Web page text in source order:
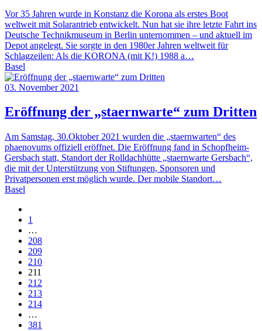
Vor 35 Jahren wurde in Konstanz die Korona als erstes Boot
weltweit mit Solarantrieb entwickelt. Nun hat sie ihre letzte Fahrt ins
Deutsche Technikmuseum in Berlin unternommen – und aktuell im
Depot angelegt. Sie sorgte in den 1980er Jahren weltweit für
Schlagzeilen: Als die KORONA (mit K!) 1988 a…
Basel
03. November 2021
Eröffnung der „staernwarte“ zum Dritten
Am Samstag, 30.Oktober 2021 wurden die „staernwarten“ des
phaenovums offiziell eröffnet. Die Eröffnung fand in Schopfheim-
Gersbach statt, Standort der Rolldachhütte „staernwarte Gersbach“,
die mit der Unterstützung von Stiftungen, Sponsoren und
Privatpersonen erst möglich wurde. Der mobile Standort…
Basel
1
…
208
209
210
211
212
213
214
…
381